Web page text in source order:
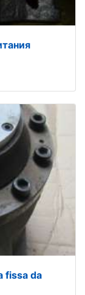
fissa da